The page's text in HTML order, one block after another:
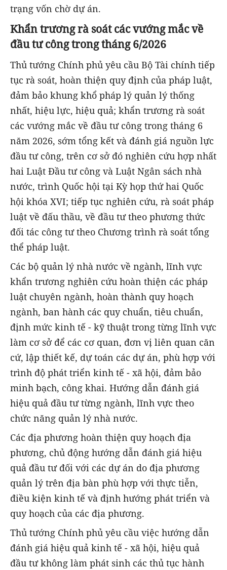
trạng vốn chờ dự án.
Khẩn trương rà soát các vướng mắc về
đầu tư công trong tháng 6/2026
Thủ tướng Chính phủ yêu cầu Bộ Tài chính tiếp
tục rà soát, hoàn thiện quy định của pháp luật,
đảm bảo khung khổ pháp lý quản lý thống
nhất, hiệu lực, hiệu quả; khẩn trương rà soát
các vướng mắc về đầu tư công trong tháng 6
năm 2026, sớm tổng kết và đánh giá nguồn lực
đầu tư công, trên cơ sở đó nghiên cứu hợp nhất
hai Luật Đầu tư công và Luật Ngân sách nhà
nước, trình Quốc hội tại Kỳ họp thứ hai Quốc
hội khóa XVI; tiếp tục nghiên cứu, rà soát pháp
luật về đấu thầu, về đầu tư theo phương thức
đối tác công tư theo Chương trình rà soát tổng
thể pháp luật.
Các bộ quản lý nhà nước về ngành, lĩnh vực
khẩn trương nghiên cứu hoàn thiện các pháp
luật chuyên ngành, hoàn thành quy hoạch
ngành, ban hành các quy chuẩn, tiêu chuẩn,
định mức kinh tế - kỹ thuật trong từng lĩnh vực
làm cơ sở để các cơ quan, đơn vị liên quan căn
cứ, lập thiết kế, dự toán các dự án, phù hợp với
trình độ phát triển kinh tế - xã hội, đảm bảo
minh bạch, công khai. Hướng dẫn đánh giá
hiệu quả đầu tư từng ngành, lĩnh vực theo
chức năng quản lý nhà nước.
Các địa phương hoàn thiện quy hoạch địa
phương, chủ động hướng dẫn đánh giá hiệu
quả đầu tư đối với các dự án do địa phương
quản lý trên địa bàn phù hợp với thực tiễn,
điều kiện kinh tế và định hướng phát triển và
quy hoạch của các địa phương.
Thủ tướng Chính phủ yêu cầu việc hướng dẫn
đánh giá hiệu quả kinh tế - xã hội, hiệu quả
đầu tư không làm phát sinh các thủ tục hành